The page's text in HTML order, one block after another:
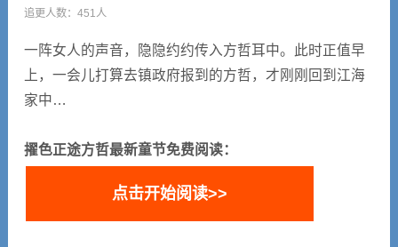
补贴政策
司机端下载
追更人数：451人
一阵女人的声音，隐隐约约传入方哲耳中。此时正值早
上，一会儿打算去镇政府报到的方哲，才刚刚回到江海
家中…
擢色正途方哲最新童节免费阅读：
点击开始阅读>>